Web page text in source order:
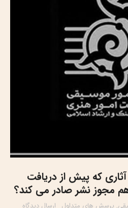
که پیش از دریافت
مجوز نشر صادر می کند؟
, پرسش های متداول ارسال دیدگاه